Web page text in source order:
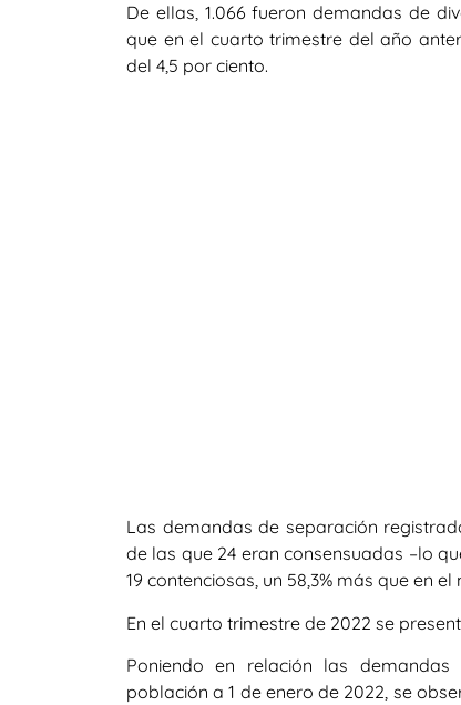
De ellas, 1.066 fueron demandas de
que en el cuarto trimestre del año
del 4,5 por ciento.
Las demandas de separación
de las que 24 eran consensuadas –lo
19 contenciosas, un 58,3% más que en
En el cuarto trimestre de 2022 se
Poniendo en relación las
población a 1 de enero de 2022, se